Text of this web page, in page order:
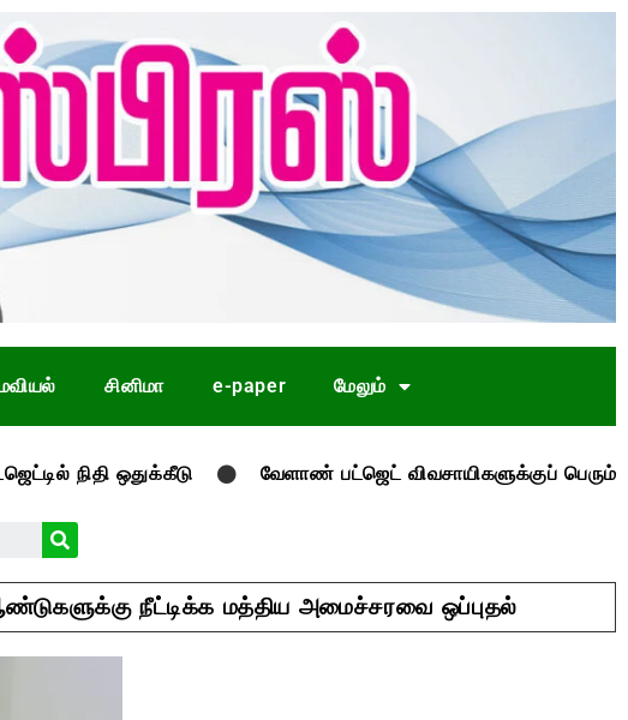
சினிமா e-paper மேலும்
ஒதுக்கீடு வேளாண் பட்ஜெட் விவசாயிகளுக்குப் பெரும்
நீட்டிக்க மத்திய அமைச்சரவை ஒப்புதல்